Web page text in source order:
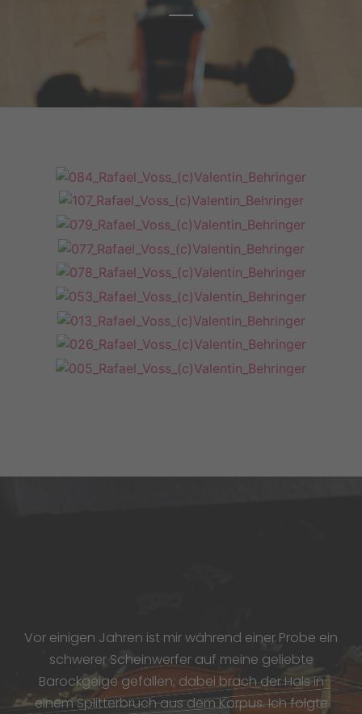
Vor einigen Jahren ist mir während einer Probe ein
schwerer Scheinwerfer auf meine geliebte
Barockgeige gefallen; dabei brach der Hals in
einem Splitterbruch aus dem Korpus. Ich folgte